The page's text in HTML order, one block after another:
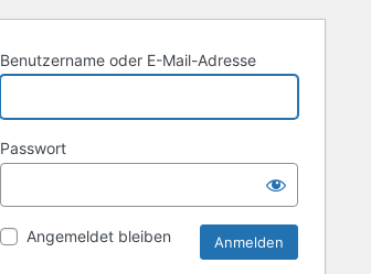
Benutzername oder E-Mail-Adresse
Passwort
Angemeldet bleiben